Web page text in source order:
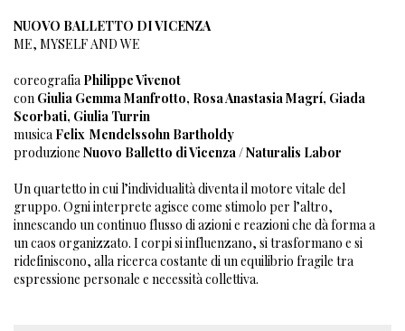
NUOVO BALLETTO DI VICENZA
ME, MYSELF AND WE
coreografia Philippe Vivenot
con Giulia Gemma Manfrotto, Rosa Anastasia Magrí, Giada
Scorbati, Giulia Turrin
musica Felix Mendelssohn Bartholdy
produzione Nuovo Balletto di Vicenza / Naturalis Labor
Un quartetto in cui l’individualità diventa il motore vitale del
gruppo. Ogni interprete agisce come stimolo per l’altro,
innescando un continuo flusso di azioni e reazioni che dà forma a
un caos organizzato. I corpi si influenzano, si trasformano e si
ridefiniscono, alla ricerca costante di un equilibrio fragile tra
espressione personale e necessità collettiva.